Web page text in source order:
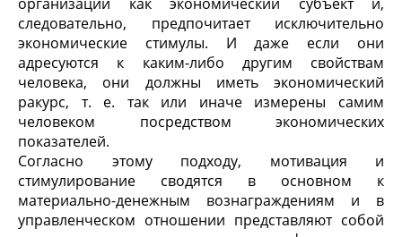
следовательно, предпочитает исключительно
экономические стимулы. И даже если они
адресуются к каким-либо другим свойствам
человека, они должны иметь экономический
ракурс, т. е. так или иначе измерены самим
человеком посредством экономических
показателей.
Согласно этому подходу, мотивация и
стимулирование сводятся в основном к
материально-денежным вознаграждениям и в
управленческом отношении представляют собой